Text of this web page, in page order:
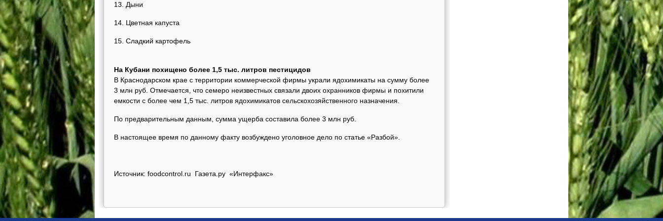
13. Дыни
14. Цветная капуста
15. Сладкий картофель
На Кубани похищено более 1,5 тыс. литров пестицидов
В Краснодарском крае с территории коммерческой фирмы украли ядохимикаты на сумму более
3 млн руб. Отмечается, что семеро неизвестных связали двоих охранников фирмы и похитили
емкости с более чем 1,5 тыс. литров ядохимикатов сельскохозяйственного назначения.
По предварительным данным, сумма ущерба составила более 3 млн руб.
В настоящее время по данному факту возбуждено уголовное дело по статье «Разбой».
Источник: foodcontrol.ru Газета.ру «Интерфакс»